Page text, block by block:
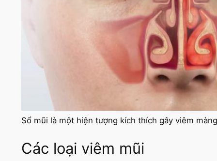
Sổ mũi là một hiện tượng kích thích gây viêm
Các loại viêm mũi